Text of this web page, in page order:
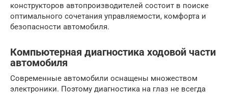
конструкторов автопроизводителей состоит в поиске
оптимального сочетания управляемости, комфорта и
безопасности автомобиля.
Компьютерная диагностика ходовой части
автомобиля
Современные автомобили оснащены множеством
электроники. Поэтому диагностика на глаз не всегда